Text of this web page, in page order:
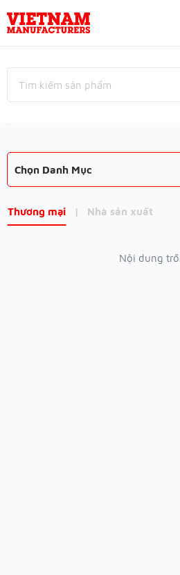
Chọn Danh Mục
Thương mại | Nhà sản xuất
Nội dung